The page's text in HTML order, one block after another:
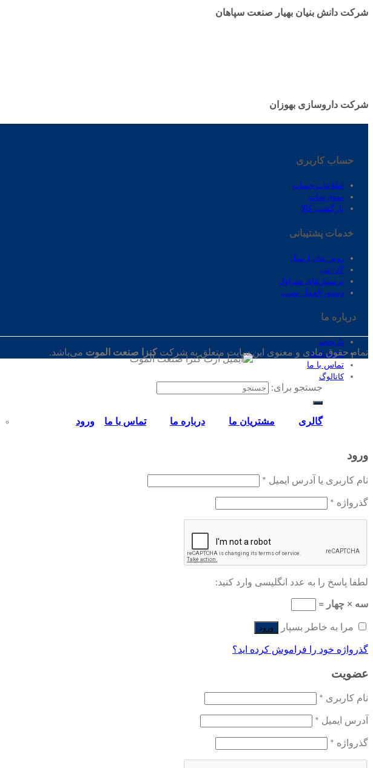
شرکت دانش بنیان بهیار صنعت سپاهان
شرکت داروسازی بهوزان
حساب کاربری
اطلاعات حساب
سفارشات
بازگشت کالا
خدمات پشتیبانی
روش های ارسال
گارانتی
پرسش‌های متداول
دستورالعمل نصب
درباره ‌ما
تاریخچه
دانش‌نامه
تماس‌ با‌ ما
کاتالوگ
تمام حقوق مادی و معنوی این سایت متعلق به شرکت کنزا صنعت الموت می‌باشد.
جستجو برای:
گالری مشتریان ما درباره ما تماس‌ با‌ ما ورود
ورود
نام کاربری یا آدرس ایمیل *
گذرواژه *
لطفا پاسخ را به عدد انگلیسی وارد کنید:
سه × چهار =
مرا به خاطر بسپار ورود
گذرواژه خود را فراموش کرده اید؟
عضویت
نام کاربری *
آدرس ایمیل *
گذرواژه *